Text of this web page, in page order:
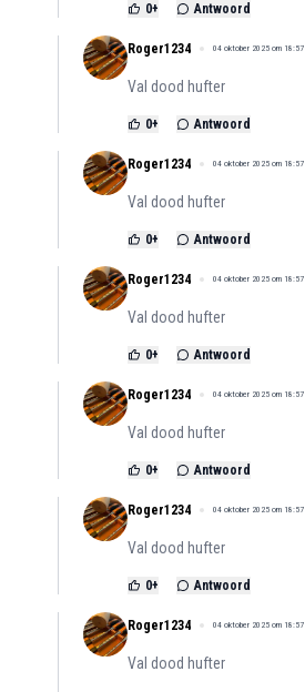
0+ Antwoord
Roger1234 04 oktober 2025 om 18:57
Val dood hufter
0+ Antwoord
Roger1234 04 oktober 2025 om 18:57
Val dood hufter
0+ Antwoord
Roger1234 04 oktober 2025 om 18:57
Val dood hufter
0+ Antwoord
Roger1234 04 oktober 2025 om 18:57
Val dood hufter
0+ Antwoord
Roger1234 04 oktober 2025 om 18:57
Val dood hufter
0+ Antwoord
Roger1234 04 oktober 2025 om 18:57
Val dood hufter